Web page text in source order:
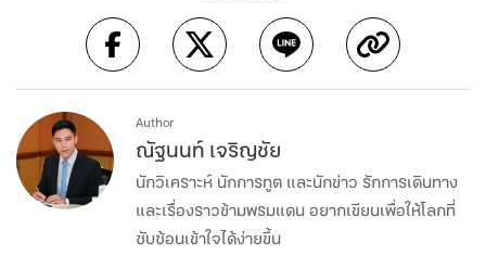
Author
ณัฐนนท์ เจริญชัย
นักวิเคราะห์ นักการทูต และนักข่าว รักการเดินทาง
และเรื่องราวข้ามพรมแดน อยากเขียนเพื่อให้โลกที่
ซับซ้อนเข้าใจได้ง่ายขึ้น